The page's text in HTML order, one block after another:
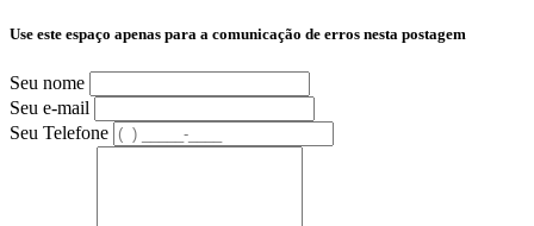
Use este espaço apenas para a comunicação de erros nesta postagem
Seu nome
Seu e-mail
Seu Telefone